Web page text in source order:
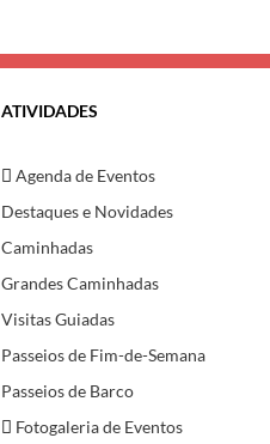
ATIVIDADES
Agenda de Eventos
Destaques e Novidades
Caminhadas
Grandes Caminhadas
Visitas Guiadas
Passeios de Fim-de-Semana
Passeios de Barco
Fotogaleria de Eventos